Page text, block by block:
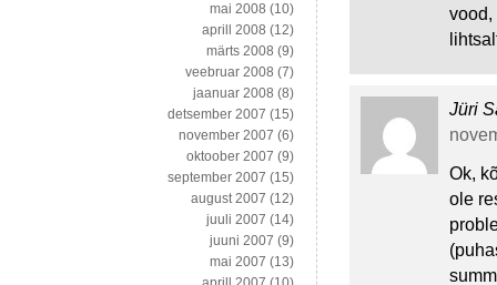
vood,
Jüri
Ok,
ole
mai 2008 (10)
aprill 2008 (12)
märts 2008 (9)
veebruar 2008 (7)
jaanuar 2008 (8)
detsember 2007 (15)
november 2007 (6)
oktoober 2007 (9)
september 2007 (15)
august 2007 (12)
juuli 2007 (14)
juuni 2007 (9)
mai 2007 (13)